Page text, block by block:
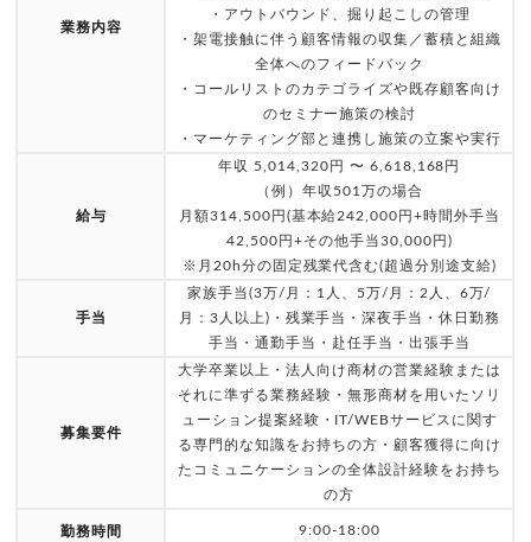
業務内容
・アウトバウンド、掘り起こしの管理
・架電接触に伴う顧客情報の収集／蓄積と組織
全体へのフィードバック
・コールリストのカテゴライズや既存顧客向け
のセミナー施策の検討
・マーケティング部と連携し施策の立案や実行
給与
年収 5,014,320円 〜 6,618,168円
（例）年収501万の場合
月額314,500円(基本給242,000円+時間外手当
42,500円+その他手当30,000円)
※月20h分の固定残業代含む(超過分別途支給)
手当
家族手当(3万/月：1人、5万/月：2人、6万/
月：3人以上)・残業手当・深夜手当・休日勤務
手当・通勤手当・赴任手当・出張手当
募集要件
大学卒業以上・法人向け商材の営業経験または
それに準ずる業務経験・無形商材を用いたソリ
ューション提案経験・IT/WEBサービスに関す
る専門的な知識をお持ちの方・顧客獲得に向け
たコミュニケーションの全体設計経験をお持ち
の方
勤務時間 9:00-18:00